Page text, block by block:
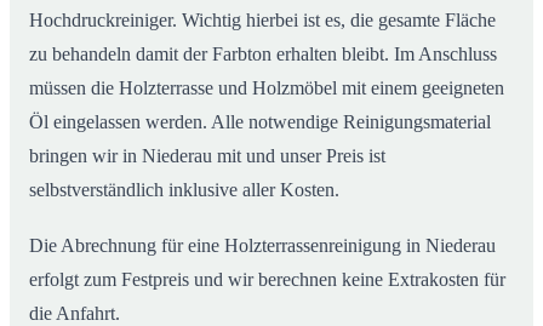
Hochdruckreiniger. Wichtig hierbei ist es, die gesamte Fläche
zu behandeln damit der Farbton erhalten bleibt. Im Anschluss
müssen die Holzterrasse und Holzmöbel mit einem geeigneten
Öl eingelassen werden. Alle notwendige Reinigungsmaterial
bringen wir in Niederau mit und unser Preis ist
selbstverständlich inklusive aller Kosten.
Die Abrechnung für eine Holzterrassenreinigung in Niederau
erfolgt zum Festpreis und wir berechnen keine Extrakosten für
die Anfahrt.